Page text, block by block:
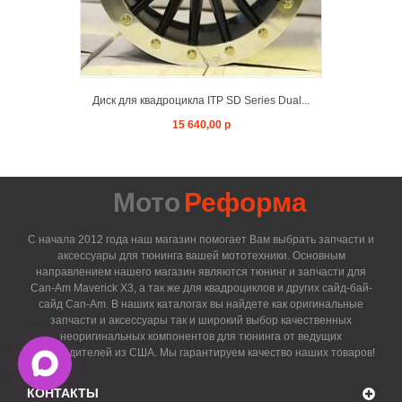
Диск для квадроцикла ITP SD Series Dual...
15 640,00 р
Мото Реформа
С начала 2012 года наш магазин помогает Вам выбрать запчасти и
аксессуары для тюнинга вашей мототехники. Основным
направлением нашего магазин являются тюнинг и запчасти для
Can-Am Maverick X3, а так же для квадроциклов и других сайд-бай-
сайд Can-Am. В наших каталогах вы найдете как оригинальные
запчасти и аксессуары так и широкий выбор качественных
неоригинальных компонентов для тюнинга от ведущих
производителей из США. Мы гарантируем качество наших товаров!
КОНТАКТЫ